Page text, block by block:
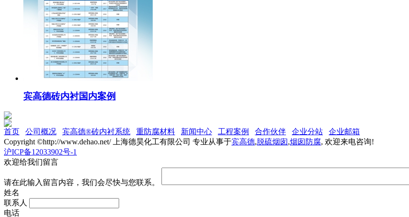
宾高德砖内衬国内案例
首页 公司概况 宾高德®砖内衬系统 重防腐材料 新闻中心 工程案例 合作伙伴 企业分站
企业邮箱
Copyright ©http://www.dehao.net/ 上海德昊化工有限公司 专业从事于宾高德,脱硫烟囱,烟囱防腐, 欢迎来电咨询!
沪ICP备12033902号-1
欢迎给我们留言
请在此输入留言内容，我们会尽快与您联系。
姓名
联系人
电话